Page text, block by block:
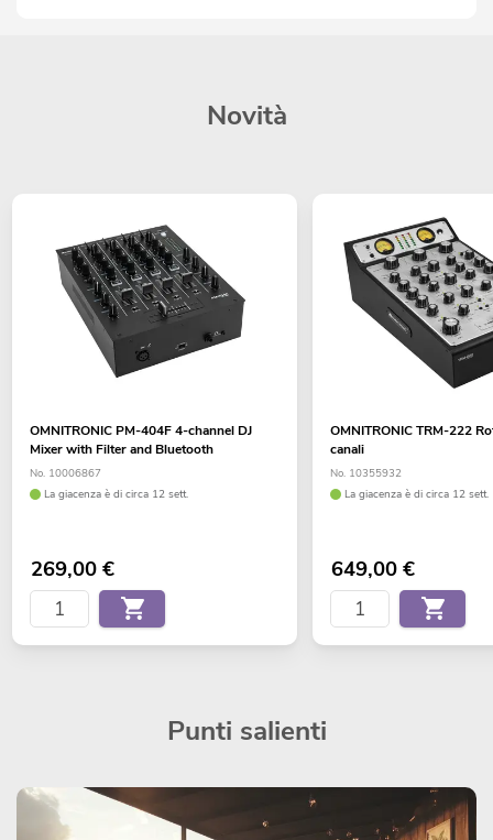
Novità
OMNITRONIC PM-404F 4-channel DJ
Mixer with Filter and Bluetooth
No. 10006867
La giacenza è di circa 12 sett.
269,00€
OMNITRONIC TRM-222
canali
No. 10355932
La giacenza è di circa 12 sett.
649,00€
Punti salienti